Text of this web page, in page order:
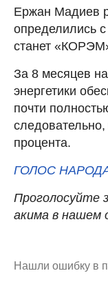
Ержан Мадиев
определились
станет
За 8 месяцев
энергетики
почти
процента.
ГОЛОС
Проголосуйте
акима в нашем
Нашли ошибку в